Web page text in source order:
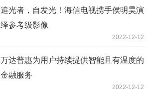
追光者，自发光！海信电视携手侯明昊演
绎参考级影像
2022-12-12
万达普惠为用户持续提供智能且有温度的
金融服务
2022-12-12